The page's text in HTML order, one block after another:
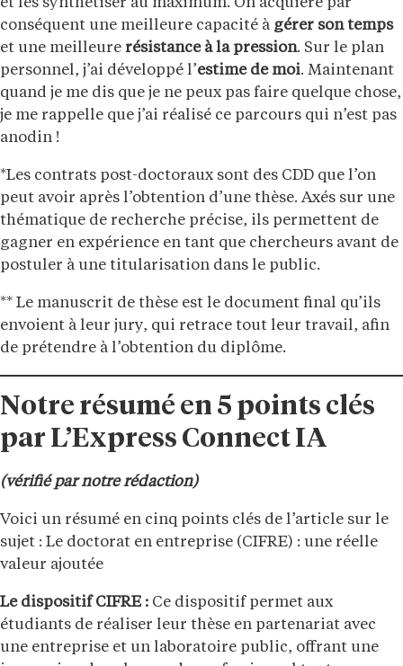
et les synthétiser au maximum. On acquière par
conséquent une meilleure capacité à gérer son temps
et une meilleure résistance à la pression. Sur le plan
personnel, j’ai développé l’estime de moi. Maintenant
quand je me dis que je ne peux pas faire quelque chose,
je me rappelle que j’ai réalisé ce parcours qui n’est pas
anodin !
*Les contrats post-doctoraux sont des CDD que l’on
peut avoir après l’obtention d’une thèse. Axés sur une
thématique de recherche précise, ils permettent de
gagner en expérience en tant que chercheurs avant de
postuler à une titularisation dans le public.
** Le manuscrit de thèse est le document final qu’ils
envoient à leur jury, qui retrace tout leur travail, afin
de prétendre à l’obtention du diplôme.
Notre résumé en 5 points clés
par L’Express Connect IA
(vérifié par notre rédaction)
Voici un résumé en cinq points clés de l’article sur le
sujet : Le doctorat en entreprise (CIFRE) : une réelle
valeur ajoutée
Le dispositif CIFRE : Ce dispositif permet aux
étudiants de réaliser leur thèse en partenariat avec
une entreprise et un laboratoire public, offrant une